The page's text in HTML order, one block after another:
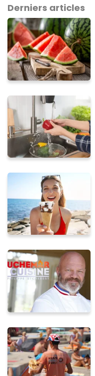
Derniers articles